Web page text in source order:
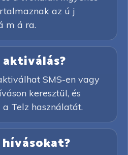
az ú j
m á ra.
SMS-en vagy
keresztül, és
Telz használatát.